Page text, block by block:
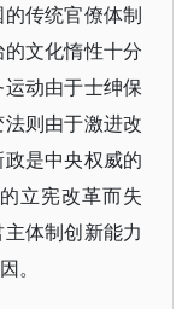
传统官僚体制
文化惰性十分
动由于士绅保
则由于激进改
是中央权威的
立宪改革而失
体制创新能力
。